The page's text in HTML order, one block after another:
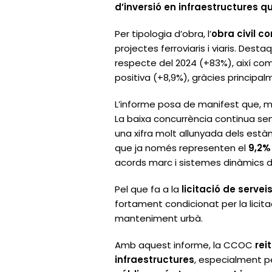
d’inversió en infraestructures
Per tipologia d’obra, l’obra civil
projectes ferroviaris i viaris.
respecte del 2024 (+83%), així
positiva (+8,9%), gràcies
L’informe posa de manifest que,
La baixa concurrència continua
una xifra molt allunyada dels
que ja només representen el
acords marc i sistemes dinàmics
Pel que fa a la licitació de
fortament condicionat per la
manteniment urbà.
Amb aquest informe, la CCOC
infraestructures, especialment